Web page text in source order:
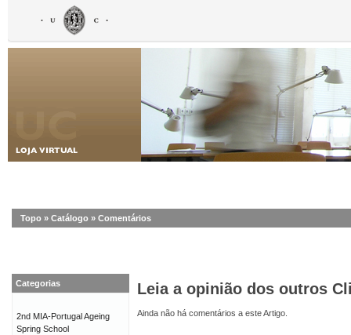
Topo » Catálogo » Comentários
Leia a opinião dos outros
Ainda não há comentários a este Artigo.
Categorias
2nd MIA-Portugal Ageing
Spring School